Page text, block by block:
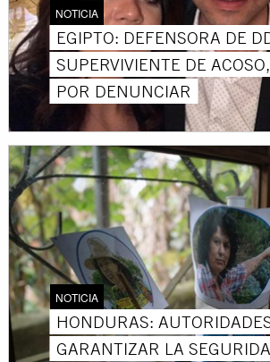
NOTICIA
EGIPTO: DEFENSORA DE
SUPERVIVIENTE DE
POR DENUNCIAR
NOTICIA
HONDURAS:
GARANTIZAR LA